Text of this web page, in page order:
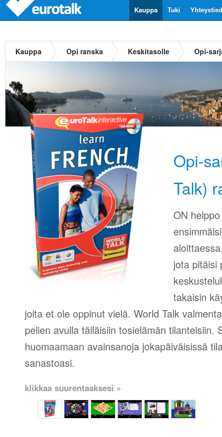
Tuki
Kauppa
Kauppa Opi ranska Keskitasolle Opi-
Opi-
Talk)
ON
jota pitäisi
takaisin
joita et ole oppinut vielä. World Talk
pelien avulla tälläisiin tosielämän tilanteisiin.
huomaamaan avainsanoja jokapäiväisissä
sanastoasi.
klikkaa suurentaaksesi »